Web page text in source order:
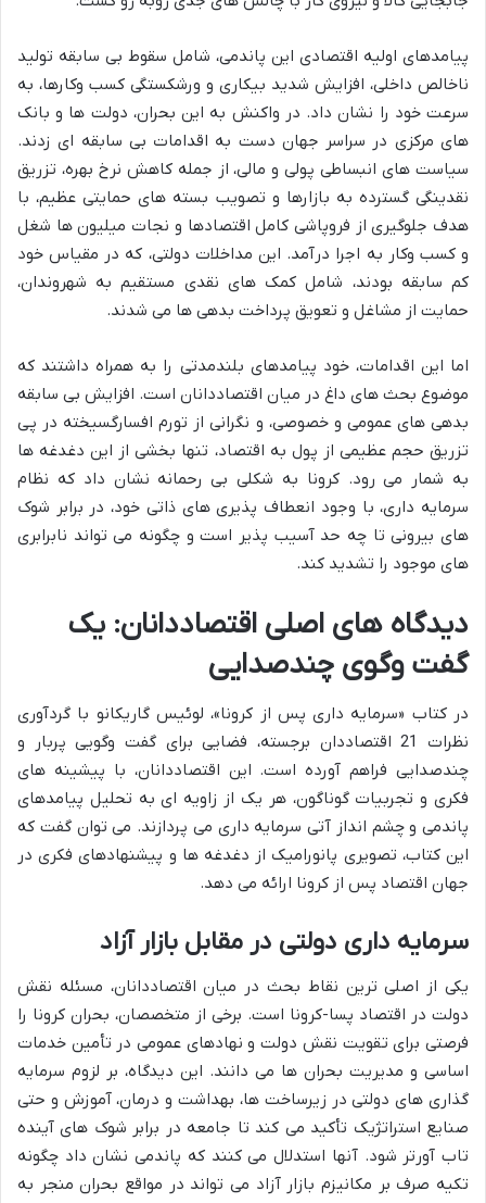
پیامدهای اولیه اقتصادی این پاندمی، شامل سقوط بی سابقه تولید
ناخالص داخلی، افزایش شدید بیکاری و ورشکستگی کسب وکارها، به
سرعت خود را نشان داد. در واکنش به این بحران، دولت ها و بانک
های مرکزی در سراسر جهان دست به اقدامات بی سابقه ای زدند.
سیاست های انبساطی پولی و مالی، از جمله کاهش نرخ بهره، تزریق
نقدینگی گسترده به بازارها و تصویب بسته های حمایتی عظیم، با
هدف جلوگیری از فروپاشی کامل اقتصادها و نجات میلیون ها شغل
و کسب وکار به اجرا درآمد. این مداخلات دولتی، که در مقیاس خود
کم سابقه بودند، شامل کمک های نقدی مستقیم به شهروندان،
حمایت از مشاغل و تعویق پرداخت بدهی ها می شدند.
اما این اقدامات، خود پیامدهای بلندمدتی را به همراه داشتند که
موضوع بحث های داغ در میان اقتصاددانان است. افزایش بی سابقه
بدهی های عمومی و خصوصی، و نگرانی از تورم افسارگسیخته در پی
تزریق حجم عظیمی از پول به اقتصاد، تنها بخشی از این دغدغه ها
به شمار می رود. کرونا به شکلی بی رحمانه نشان داد که نظام
سرمایه داری، با وجود انعطاف پذیری های ذاتی خود، در برابر شوک
های بیرونی تا چه حد آسیب پذیر است و چگونه می تواند نابرابری
های موجود را تشدید کند.
دیدگاه های اصلی اقتصاددانان: یک
گفت وگوی چندصدایی
در کتاب «سرمایه داری پس از کرونا»، لوئیس گاریکانو با گردآوری
نظرات 21 اقتصاددان برجسته، فضایی برای گفت وگویی پربار و
چندصدایی فراهم آورده است. این اقتصاددانان، با پیشینه های
فکری و تجربیات گوناگون، هر یک از زاویه ای به تحلیل پیامدهای
پاندمی و چشم انداز آتی سرمایه داری می پردازند. می توان گفت که
این کتاب، تصویری پانورامیک از دغدغه ها و پیشنهادهای فکری در
جهان اقتصاد پس از کرونا ارائه می دهد.
سرمایه داری دولتی در مقابل بازار آزاد
یکی از اصلی ترین نقاط بحث در میان اقتصاددانان، مسئله نقش
دولت در اقتصاد پسا-کرونا است. برخی از متخصصان، بحران کرونا را
فرصتی برای تقویت نقش دولت و نهادهای عمومی در تأمین خدمات
اساسی و مدیریت بحران ها می دانند. این دیدگاه، بر لزوم سرمایه
گذاری های دولتی در زیرساخت ها، بهداشت و درمان، آموزش و حتی
صنایع استراتژیک تأکید می کند تا جامعه در برابر شوک های آینده
تاب آورتر شود. آنها استدلال می کنند که پاندمی نشان داد چگونه
تکیه صرف بر مکانیزم بازار آزاد می تواند در مواقع بحران منجر به